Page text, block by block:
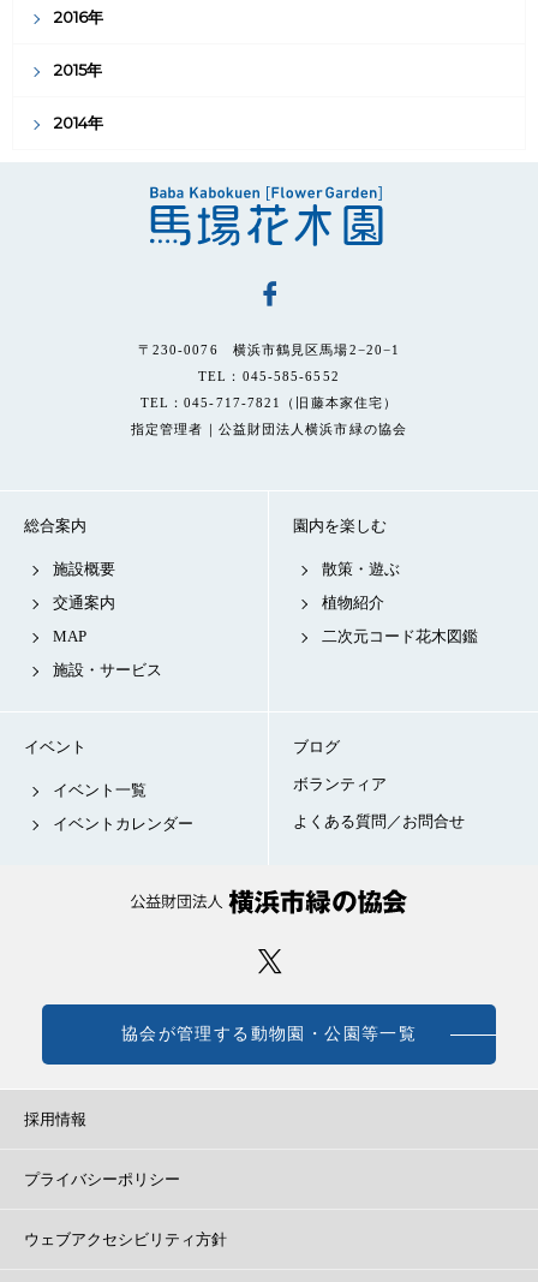
2016年
2015年
2014年
〒230-0076 横浜市鶴見区馬場2−20−1
TEL：045-585-6552
TEL：045-717-7821（旧藤本家住宅）
指定管理者｜公益財団法人横浜市緑の協会
総合案内
施設概要
交通案内
MAP
施設・サービス
園内を楽しむ
散策・遊ぶ
植物紹介
二次元コード花木図鑑
イベント
イベント一覧
イベントカレンダー
ブログ
ボランティア
よくある質問／お問合せ
協会が管理する動物園・公園等一覧
採用情報
プライバシーポリシー
ウェブアクセシビリティ方針